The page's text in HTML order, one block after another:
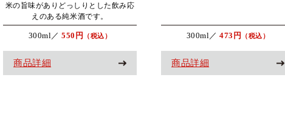
米の旨味がありどっしりとした飲み応
えのある純米酒です。
300ml／550円 （税込）
商品詳細
300ml／473円 （税込）
商品詳細